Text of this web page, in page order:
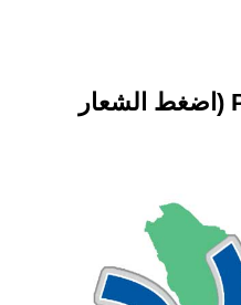
الاصدارات السابقة PDF (اضغط الشعار